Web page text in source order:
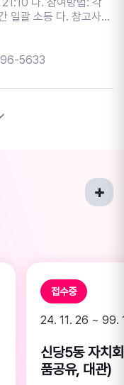
는 첫 자취와 안전한
일괄 소등 다. 참고사항
, 행사 당
크시간대(오후 3시~6
5633
접수중
24. 11. 26 ~ 99.
신당5동 자치
품공유, 대관)